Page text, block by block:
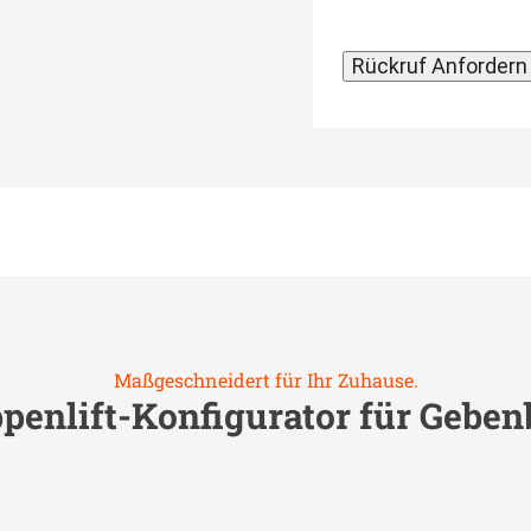
Maßgeschneidert für Ihr Zuhause.
Konfigurator für